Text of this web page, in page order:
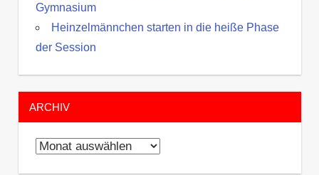
Gymnasium
Heinzelmännchen starten in die heiße Phase
der Session
ARCHIV
Archiv